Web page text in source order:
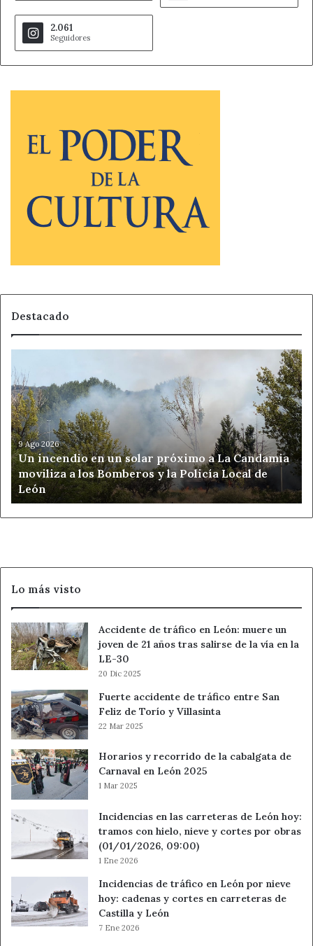
2.061
Seguidores
Destacado
incendio
en
un
solar
próximo
a
La
Candamia
moviliza
a
los
Local
de
León
9 Ago 2026
Un incendio en un solar próximo a La Candamia
moviliza a los Bomberos y la Policía Local de
León
Lo más visto
Accidente de tráfico en León: muere un
joven de 21 años tras salirse de la vía en la
LE-30
20 Dic 2025
Fuerte accidente de tráfico entre San
Feliz de Torío y Villasinta
22 Mar 2025
Horarios y recorrido de la cabalgata de
Carnaval en León 2025
1 Mar 2025
Incidencias en las carreteras de León hoy:
tramos con hielo, nieve y cortes por obras
(01/01/2026, 09:00)
1 Ene 2026
Incidencias de tráfico en León por nieve
hoy: cadenas y cortes en carreteras de
Castilla y León
7 Ene 2026